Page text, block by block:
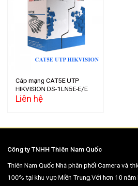
Add to
wishlist
Cáp mạng CAT5E UTP
HIKVISION DS-1LN5E-E/E
Liên hệ
Công ty TNHH Thiên Nam Quốc
Thiên Nam Quốc Nhà phân phối Camera và
100% tại khu vực Miền Trung.Với hơn 10